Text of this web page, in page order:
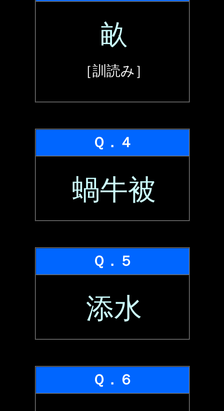
畝
［訓読み］
Ｑ．４
蝸牛被
Ｑ．５
添水
Ｑ．６